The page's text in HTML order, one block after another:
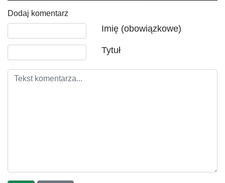
Dodaj komentarz
Imię (obowiązkowe)
Tytuł
Tekst komentarza